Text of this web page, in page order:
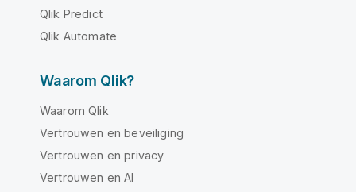
Qlik Predict
Qlik Automate
Waarom Qlik?
Waarom Qlik
Vertrouwen en beveiliging
Vertrouwen en privacy
Vertrouwen en AI